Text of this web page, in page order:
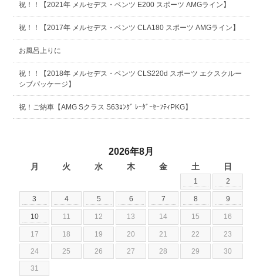
祝！！【2021年 メルセデス・ベンツ E200 スポーツ AMGライン】
祝！！【2017年 メルセデス・ベンツ CLA180 スポーツ AMGライン】
お風呂上りに
祝！！【2018年 メルセデス・ベンツ CLS220d スポーツ エクスクルー
シブパッケージ】
祝！ご納車【AMG Sクラス S63ﾛﾝｸﾞ ﾚｰﾀﾞｰｾｰﾌﾃｨPKG】
2026年8月
月 火 水 木 金 土 日
1 2
3 4 5 6 7 8 9
10 11 12 13 14 15 16
17 18 19 20 21 22 23
24 25 26 27 28 29 30
31